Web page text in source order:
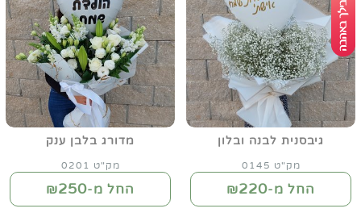
גיבסנית לבנה ובלון
מק"ט 0145
החל מ-₪220
מדורג בלבן ענק
מק"ט 0201
החל מ-₪250